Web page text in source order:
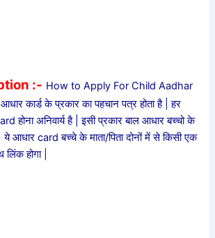
:- How to Apply For Child Aadhar
कार्ड के प्रकार का पहचान पत्र होता है | हर
होना अनिवार्य है | इसी प्रकार बाल आधार बच्चो के
ये आधार card बच्चे के माता/पिता दोनों में से किसी एक
होगा |